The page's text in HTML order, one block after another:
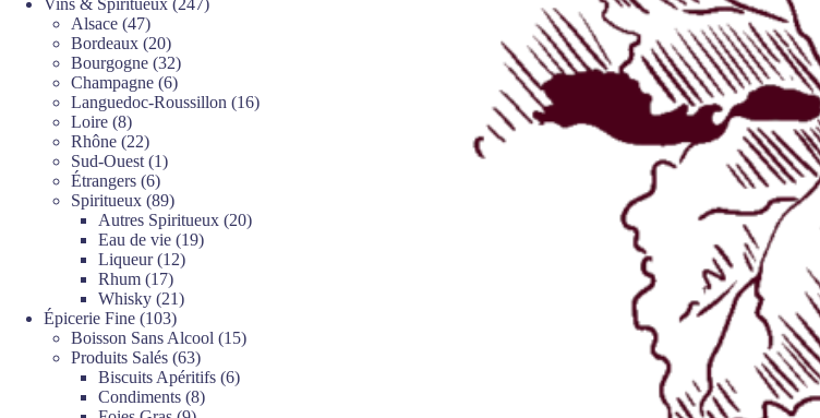
Alsace 4747
produits
Bordeaux 2020
produits
Bourgogne 3232
produits
Champagne 66
produits
Languedoc-Roussillon 1616
Loire 88
produits
Rhône 2222
produits
Sud-Ouest 11
Étrangers 66
produits
Spiritueux 8989
produits
Autres Spiritueux 2020
Eau de vie 1919
Liqueur 1212
Rhum 1717
produits
Whisky 2121
Épicerie Fine 103103
produits
Boisson Sans Alcool 1515
Produits Salés 6363
produits
Biscuits Apéritifs 66
Condiments 88